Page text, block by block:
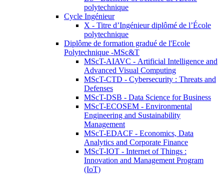
polytechnique
Cycle Ingénieur
X - Titre d’Ingénieur diplômé de l’École
polytechnique
Diplôme de formation gradué de l'Ecole
Polytechnique -MSc&T
MScT-AIAVC - Artificial Intelligence and
Advanced Visual Computing
MScT-CTD - Cybersecurity : Threats and
Defenses
MScT-DSB - Data Science for Business
MScT-ECOSEM - Environmental
Engineering and Sustainability
Management
MScT-EDACF - Economics, Data
Analytics and Corporate Finance
MScT-IOT - Internet of Things :
Innovation and Management Program
(IoT)